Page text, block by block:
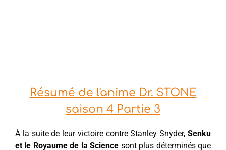
Résumé de l'anime Dr. STONE
saison 4 Partie 3
À la suite de leur victoire contre Stanley Snyder, Senku
et le Royaume de la Science sont plus déterminés que